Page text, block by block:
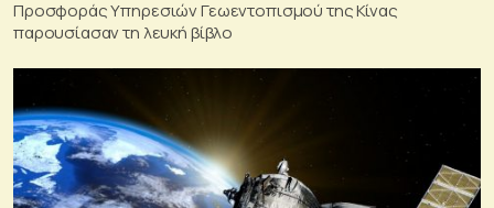
Προσφοράς Υπηρεσιών Γεωεντοπισμού της Κίνας
παρουσίασαν τη λευκή βίβλο